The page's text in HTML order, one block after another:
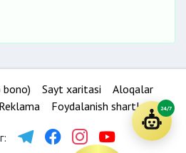
bono) Sayt xaritasi
Aloqalar
Reklama Foydalanish shartlari 24/7